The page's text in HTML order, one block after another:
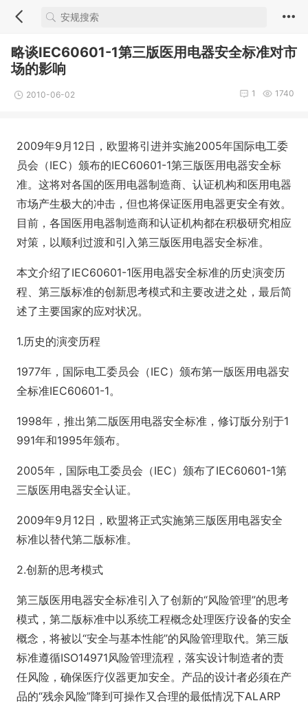
略谈IEC60601-1第三版医用电器安全标准对市
场的影响
2010-06-02 1740
1
2009年9月12日，欧盟将引进并实施2005年国际电工委
员会（IEC）颁布的IEC60601-1第三版医用电器安全标
准。这将对各国的医用电器制造商、认证机构和医用电器
市场产生极大的冲击，但也将保证医用电器更安全有效。
目前，各国医用电器制造商和认证机构都在积极研究相应
对策，以顺利过渡和引入第三版医用电器安全标准。
本文介绍了IEC60601-1医用电器安全标准的历史演变历
程、第三版标准的创新思考模式和主要改进之处，最后简
述了主要国家的应对状况。
1.历史的演变历程
1977年，国际电工委员会（IEC）颁布第一版医用电器安
全标准IEC60601-1。
1998年，推出第二版医用电器安全标准，修订版分别于1
991年和1995年颁布。
2005年，国际电工委员会（IEC）颁布了IEC60601-1第
三版医用电器安全认证。
2009年9月12日，欧盟将正式实施第三版医用电器安全
标准以替代第二版标准。
2.创新的思考模式
第三版医用电器安全标准引入了创新的“风险管理”的思考
模式，第二版标准中以系统工程概念处理医疗设备的安全
概念，将被以“安全与基本性能”的风险管理取代。第三版
标准遵循ISO14971风险管理流程，落实设计制造者的责
任风险，确保医疗仪器更加安全。产品的设计者必须在产
品的“残余风险”降到可操作又合理的最低情况下ALARP